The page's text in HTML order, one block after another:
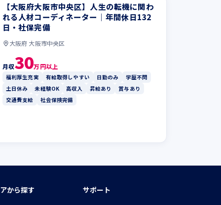
【大阪府大阪市中央区】人生の転機に関わ
れる人材コーディネーター｜年間休日132
日・社保完備
大阪府 大阪市中央区
月収30万円以上
福利厚生充実 有給取得しやすい 日勤のみ
学歴不問
土日休み
未経験OK 高収入 昇給あり
賞与あり
交通費支給
社会保険完備
から探す サポート